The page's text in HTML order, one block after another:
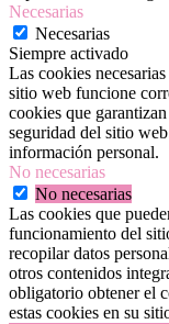
Necesarias
Necesarias
Siempre activado
Las cookies
sitio web funcione
cookies que
seguridad del sitio
información personal.
No necesarias
No necesarias
Las cookies que
funcionamiento del
recopilar datos
otros contenidos
obligatorio obtener el
estas cookies en su